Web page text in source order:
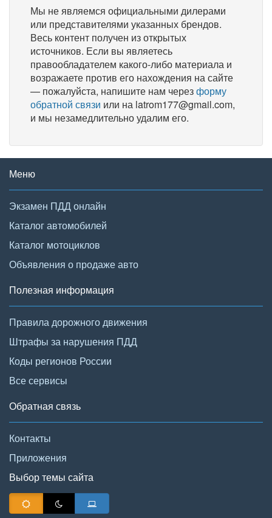
Мы не являемся официальными дилерами
или представителями указанных брендов.
Весь контент получен из открытых
источников. Если вы являетесь
правообладателем какого-либо материала и
возражаете против его нахождения на сайте
— пожалуйста, напишите нам черезформу
обратной связи или на latrom177@gmail.com,
и мы незамедлительно удалим его.
Меню
Экзамен ПДД онлайн
Каталог автомобилей
Каталог мотоциклов
Объявления о продаже авто
Полезная информация
Правила дорожного движения
Штрафы за нарушения ПДД
Коды регионов России
Все сервисы
Обратная связь
Контакты
Приложения
Выбор темы сайта